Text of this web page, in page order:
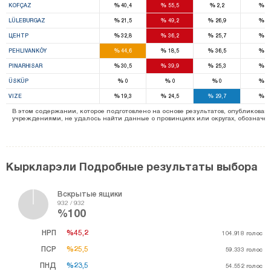
KOFÇAZ %40,4 % 55,5 %2,2 %
LÜLEBURGAZ %21,5 % 49,2 % 26,9 %
ЦЕНТР %32,8 % 36,2 % 25,7 %
PEHLIVANKÖY %44,6 % 18,5 % 36,5 %
PINARHISAR %30,5 % 39,9 % 25,3 %
ÜSKÜP %0 %0 %0 %
VIZE %19,3 % 24,5 % 29,7 %
В этом содержании, которое подготовлено на основе результатов,
учреждениями, не удалось найти данные о провинциях или округах,
Кыркларэли Подробные результаты выбора
Вскрытые ящики
932 / 932
%100
НРП
ПСР
ПНД
%45,2 104.918 голос
%25,5 59.333 голос
%23,5 54.552 голос
%45,2
%25,5
%23,5